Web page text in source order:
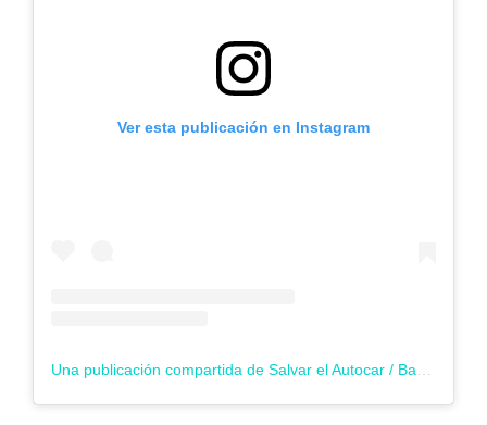
Ver esta publicación en Instagram